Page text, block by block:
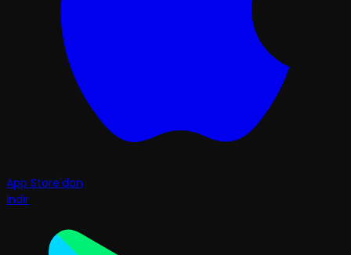
App Store'dan
İndir